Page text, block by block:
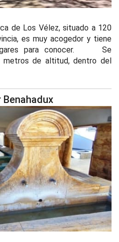
de Los Vélez, situado a 120
es muy acogedor y tiene
para conocer. Se
metros de altitud, dentro del